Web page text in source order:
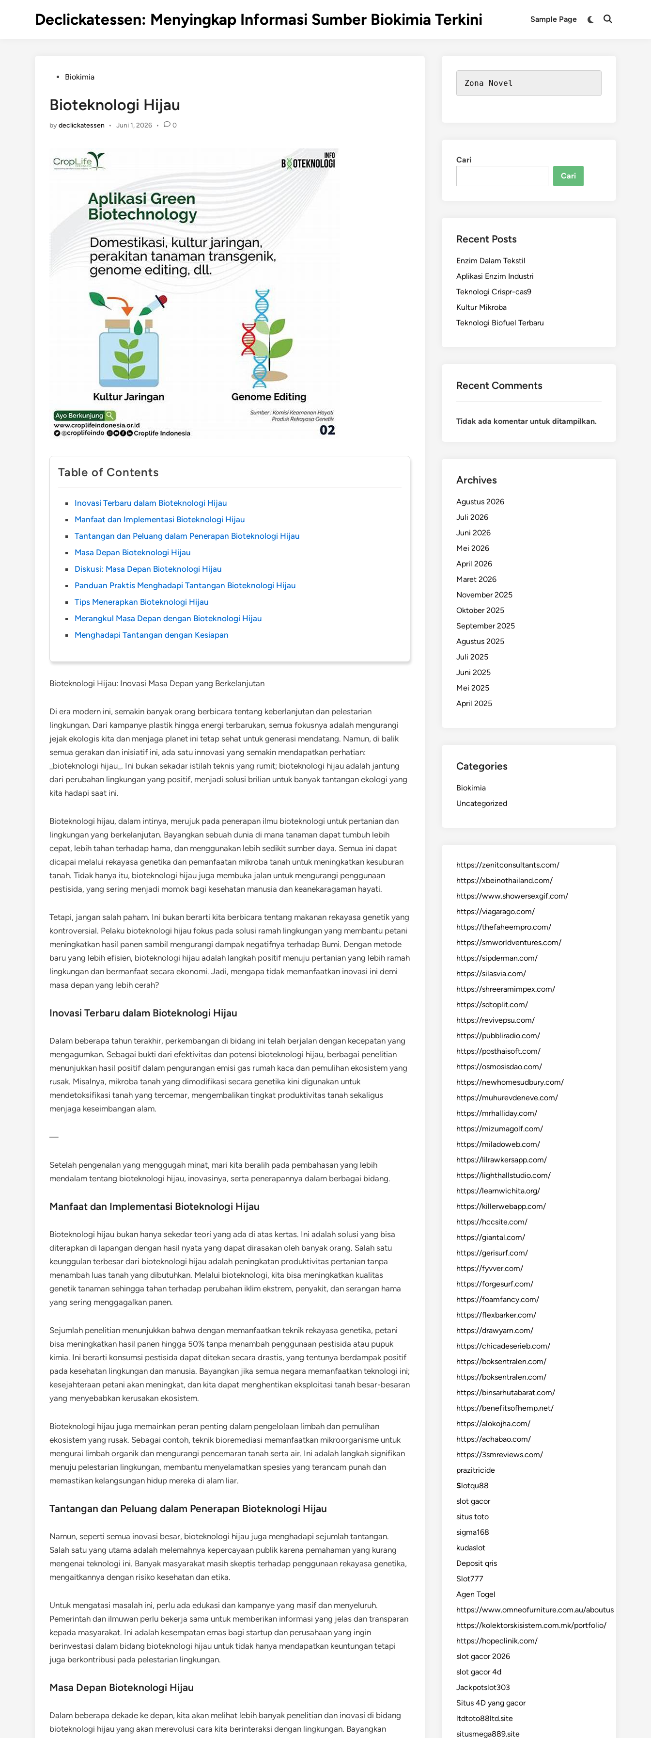
Declickatessen: Menyingkap Informasi Sumber Biokimia Terkini Sample Page
Switch
Open
PostedBiokimia
Bioteknologi Hijau
bydeclickatessen • Juni 1, 2026 • 0
Table of Contents
Inovasi Terbaru dalam Bioteknologi Hijau
Manfaat dan Implementasi Bioteknologi Hijau
Tantangan dan Peluang dalam Penerapan Bioteknologi Hijau
Masa Depan Bioteknologi Hijau
Diskusi: Masa Depan Bioteknologi Hijau
Panduan Praktis Menghadapi Tantangan Bioteknologi Hijau
Tips Menerapkan Bioteknologi Hijau
Merangkul Masa Depan dengan Bioteknologi Hijau
Menghadapi Tantangan dengan Kesiapan
Bioteknologi Hijau: Inovasi Masa Depan yang Berkelanjutan
Di era modern ini, semakin banyak orang berbicara tentang keberlanjutan dan pelestarian
lingkungan. Dari kampanye plastik hingga energi terbarukan, semua fokusnya adalah mengurangi
jejak ekologis kita dan menjaga planet ini tetap sehat untuk generasi mendatang. Namun, di balik
semua gerakan dan inisiatif ini, ada satu innovasi yang semakin mendapatkan perhatian:
_bioteknologi hijau_. Ini bukan sekadar istilah teknis yang rumit; bioteknologi hijau adalah jantung
dari perubahan lingkungan yang positif, menjadi solusi brilian untuk banyak tantangan ekologi yang
kita hadapi saat ini.
Bioteknologi hijau, dalam intinya, merujuk pada penerapan ilmu bioteknologi untuk pertanian dan
lingkungan yang berkelanjutan. Bayangkan sebuah dunia di mana tanaman dapat tumbuh lebih
cepat, lebih tahan terhadap hama, dan menggunakan lebih sedikit sumber daya. Semua ini dapat
dicapai melalui rekayasa genetika dan pemanfaatan mikroba tanah untuk meningkatkan kesuburan
tanah. Tidak hanya itu, bioteknologi hijau juga membuka jalan untuk mengurangi penggunaan
pestisida, yang sering menjadi momok bagi kesehatan manusia dan keanekaragaman hayati.
Tetapi, jangan salah paham. Ini bukan berarti kita berbicara tentang makanan rekayasa genetik yang
kontroversial. Pelaku bioteknologi hijau fokus pada solusi ramah lingkungan yang membantu petani
meningkatkan hasil panen sambil mengurangi dampak negatifnya terhadap Bumi. Dengan metode
baru yang lebih efisien, bioteknologi hijau adalah langkah positif menuju pertanian yang lebih ramah
lingkungan dan bermanfaat secara ekonomi. Jadi, mengapa tidak memanfaatkan inovasi ini demi
masa depan yang lebih cerah?
Inovasi Terbaru dalam Bioteknologi Hijau
Dalam beberapa tahun terakhir, perkembangan di bidang ini telah berjalan dengan kecepatan yang
mengagumkan. Sebagai bukti dari efektivitas dan potensi bioteknologi hijau, berbagai penelitian
menunjukkan hasil positif dalam pengurangan emisi gas rumah kaca dan pemulihan ekosistem yang
rusak. Misalnya, mikroba tanah yang dimodifikasi secara genetika kini digunakan untuk
mendetoksifikasi tanah yang tercemar, mengembalikan tingkat produktivitas tanah sekaligus
menjaga keseimbangan alam.
—
Setelah pengenalan yang menggugah minat, mari kita beralih pada pembahasan yang lebih
mendalam tentang bioteknologi hijau, inovasinya, serta penerapannya dalam berbagai bidang.
Manfaat dan Implementasi Bioteknologi Hijau
Bioteknologi hijau bukan hanya sekedar teori yang ada di atas kertas. Ini adalah solusi yang bisa
diterapkan di lapangan dengan hasil nyata yang dapat dirasakan oleh banyak orang. Salah satu
keunggulan terbesar dari bioteknologi hijau adalah peningkatan produktivitas pertanian tanpa
menambah luas tanah yang dibutuhkan. Melalui bioteknologi, kita bisa meningkatkan kualitas
genetik tanaman sehingga tahan terhadap perubahan iklim ekstrem, penyakit, dan serangan hama
yang sering menggagalkan panen.
Sejumlah penelitian menunjukkan bahwa dengan memanfaatkan teknik rekayasa genetika, petani
bisa meningkatkan hasil panen hingga 50% tanpa menambah penggunaan pestisida atau pupuk
kimia. Ini berarti konsumsi pestisida dapat ditekan secara drastis, yang tentunya berdampak positif
pada kesehatan lingkungan dan manusia. Bayangkan jika semua negara memanfaatkan teknologi ini;
kesejahteraan petani akan meningkat, dan kita dapat menghentikan eksploitasi tanah besar-besaran
yang menyebabkan kerusakan ekosistem.
Bioteknologi hijau juga memainkan peran penting dalam pengelolaan limbah dan pemulihan
ekosistem yang rusak. Sebagai contoh, teknik bioremediasi memanfaatkan mikroorganisme untuk
mengurai limbah organik dan mengurangi pencemaran tanah serta air. Ini adalah langkah signifikan
menuju pelestarian lingkungan, membantu menyelamatkan spesies yang terancam punah dan
memastikan kelangsungan hidup mereka di alam liar.
Tantangan dan Peluang dalam Penerapan Bioteknologi Hijau
Namun, seperti semua inovasi besar, bioteknologi hijau juga menghadapi sejumlah tantangan.
Salah satu yang utama adalah melemahnya kepercayaan publik karena pemahaman yang kurang
mengenai teknologi ini. Banyak masyarakat masih skeptis terhadap penggunaan rekayasa genetika,
mengaitkannya dengan risiko kesehatan dan etika.
Untuk mengatasi masalah ini, perlu ada edukasi dan kampanye yang masif dan menyeluruh.
Pemerintah dan ilmuwan perlu bekerja sama untuk memberikan informasi yang jelas dan transparan
kepada masyarakat. Ini adalah kesempatan emas bagi startup dan perusahaan yang ingin
berinvestasi dalam bidang bioteknologi hijau untuk tidak hanya mendapatkan keuntungan tetapi
juga berkontribusi pada pelestarian lingkungan.
Masa Depan Bioteknologi Hijau
Dalam beberapa dekade ke depan, kita akan melihat lebih banyak penelitian dan inovasi di bidang
bioteknologi hijau yang akan merevolusi cara kita berinteraksi dengan lingkungan. Bayangkan
Zona Novel
Cari
Cari
Recent Posts
Enzim Dalam Tekstil
Aplikasi Enzim Industri
Teknologi Crispr-cas9
Kultur Mikroba
Teknologi Biofuel Terbaru
Recent Comments
Tidak ada komentar untuk ditampilkan.
Archives
Agustus 2026
Juli 2026
Juni 2026
Mei 2026
April 2026
Maret 2026
November 2025
Oktober 2025
September 2025
Agustus 2025
Juli 2025
Juni 2025
Mei 2025
April 2025
Categories
Biokimia
Uncategorized
https://zenitconsultants.com/
https://xbeinothailand.com/
https://www.showersexgif.com/
https://viagarago.com/
https://thefaheempro.com/
https://smworldventures.com/
https://sipderman.com/
https://silasvia.com/
https://shreeramimpex.com/
https://sdtoplit.com/
https://revivepsu.com/
https://pubbliradio.com/
https://posthaisoft.com/
https://osmosisdao.com/
https://newhomesudbury.com/
https://muhurevdeneve.com/
https://mrhalliday.com/
https://mizumagolf.com/
https://miladoweb.com/
https://lilrawkersapp.com/
https://lighthallstudio.com/
https://learnwichita.org/
https://killerwebapp.com/
https://hccsite.com/
https://giantal.com/
https://gerisurf.com/
https://fyvver.com/
https://forgesurf.com/
https://foamfancy.com/
https://flexbarker.com/
https://drawyarn.com/
https://chicadeserieb.com/
https://boksentralen.com/
https://boksentralen.com/
https://binsarhutabarat.com/
https://benefitsofhemp.net/
https://alokojha.com/
https://achabao.com/
https://3smreviews.com/
prazitricide
Slotqu88
slot gacor
situs toto
sigma168
kudaslot
Deposit qris
Slot777
Agen Togel
https://www.omneofurniture.com.au/aboutus
https://kolektorskisistem.com.mk/portfolio/
https://hopeclinik.com/
slot gacor 2026
slot gacor 4d
Jackpotslot303
Situs 4D yang gacor
ltdtoto88ltd.site
situsmega889.site